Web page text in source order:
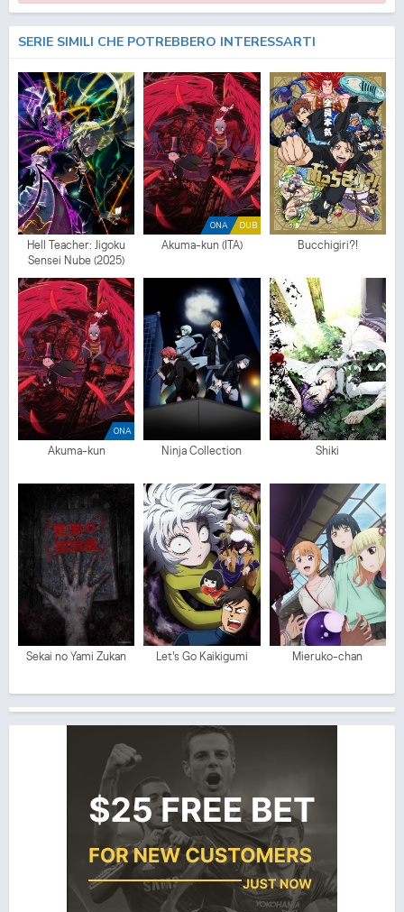
SERIE SIMILI CHE POTREBBERO INTERESSARTI
Hell Teacher: Jigoku
Sensei Nube (2025)
DUB
ONA
Akuma-kun (ITA) Bucchigiri?!
ONA
Akuma-kun Ninja Collection Shiki
Sekai no Yami Zukan Let's Go Kaikigumi Mieruko-chan